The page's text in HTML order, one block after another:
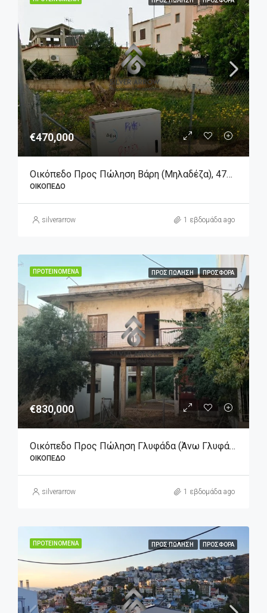
€470,000
Οικόπεδο Προς Πώληση Βάρη (Μηλαδέζα), 470.000€, 464 Τ.μ.
ΟΙΚΌΠΕΔΟ
silverarrow 1 εβδομάδα ago
ΠΡΟΤΕΙΝΌΜΕΝΑ ΠΡΟΣ ΠΏΛΗΣΗ ΠΡΟΣΦΟΡΆ
€830,000
Οικόπεδο Προς Πώληση Γλυφάδα (Άνω Γλυφάδα), 830.000€, 450 Τ.μ.
ΟΙΚΌΠΕΔΟ
silverarrow 1 εβδομάδα ago
ΠΡΟΤΕΙΝΌΜΕΝΑ ΠΡΟΣ ΠΏΛΗΣΗ ΠΡΟΣΦΟΡΆ